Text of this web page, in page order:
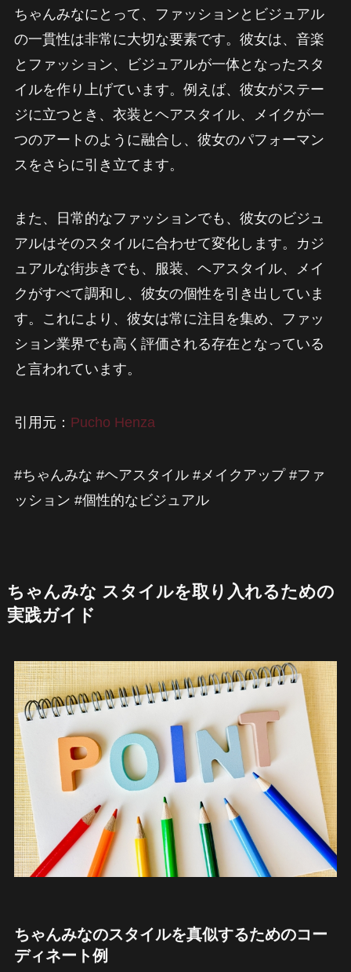
ちゃんみなにとって、ファッションとビジュアル
の一貫性は非常に大切な要素です。彼女は、音楽
とファッション、ビジュアルが一体となったスタ
イルを作り上げています。例えば、彼女がステー
ジに立つとき、衣装とヘアスタイル、メイクが一
つのアートのように融合し、彼女のパフォーマン
スをさらに引き立てます。
また、日常的なファッションでも、彼女のビジュ
アルはそのスタイルに合わせて変化します。カジ
ュアルな街歩きでも、服装、ヘアスタイル、メイ
クがすべて調和し、彼女の個性を引き出していま
す。これにより、彼女は常に注目を集め、ファッ
ション業界でも高く評価される存在となっている
と言われています。
引用元： Pucho Henza
#ちゃんみな #ヘアスタイル #メイクアップ #ファ
ッション #個性的なビジュアル
ちゃんみな スタイルを取り入れるための
実践ガイド
ちゃんみなのスタイルを真似するためのコー
ディネート例